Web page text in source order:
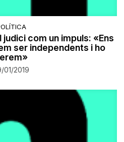
com un impuls: «Ens
ser independents i ho
01/2019